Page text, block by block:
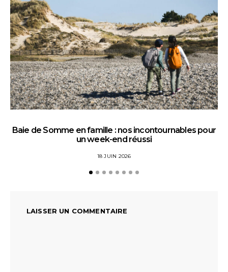
Baie de Somme en famille : nos incontournables pour
un week-end réussi
18 JUIN 2026
LAISSER UN COMMENTAIRE